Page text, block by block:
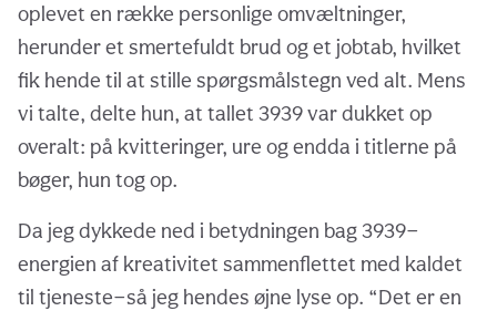
oplevet en række personlige omvæltninger,
herunder et smertefuldt brud og et jobtab, hvilket
fik hende til at stille spørgsmålstegn ved alt. Mens
vi talte, delte hun, at tallet 3939 var dukket op
overalt: på kvitteringer, ure og endda i titlerne på
bøger, hun tog op.
Da jeg dykkede ned i betydningen bag 3939—
energien af kreativitet sammenflettet med kaldet
til tjeneste—så jeg hendes øjne lyse op. “Det er en